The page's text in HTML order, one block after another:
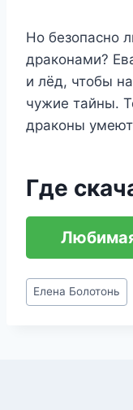
Но безопасно
драконами?
и лёд, чтобы
чужие тайны.
драконы
Где
Метки
записи:
Елена Болотонь